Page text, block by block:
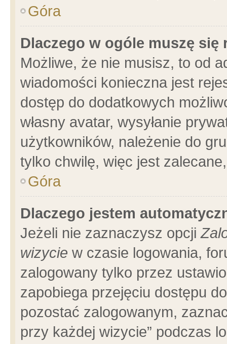
Góra
Dlaczego w ogóle muszę się
Możliwe, że nie musisz, to od
wiadomości konieczna jest
dostęp do dodatkowych
własny avatar, wysyłanie
użytkowników, należenie do
tylko chwilę, więc jest
Góra
Dlaczego jestem
Jeżeli nie zaznaczysz opcji
wizycie w czasie logowania,
zalogowany tylko przez
zapobiega przejęciu dostępu
pozostać zalogowanym,
przy każdej wizycie” podczas